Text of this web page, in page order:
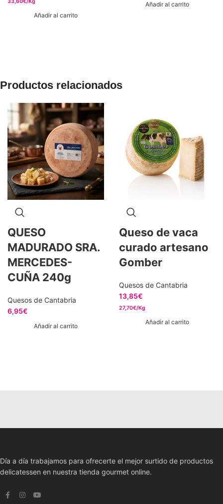
33,60€/Kg
Añadir al carrito
Añadir al carrito
Productos relacionados
QUESO
MADURADO SRA.
MERCEDES-
CUÑA 240g
Quesos de Cantabria
6,95€
Añadir al carrito
Queso de vaca
curado artesano
Gomber
Quesos de Cantabria
13,85€
27,70€/Kg
Añadir al carrito
Día a día trabajamos para ofrecerte el mejor surtido de productos
delicatessen en nuestra tienda gourmet online.